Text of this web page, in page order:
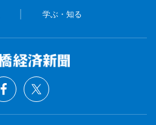
学ぶ・知る